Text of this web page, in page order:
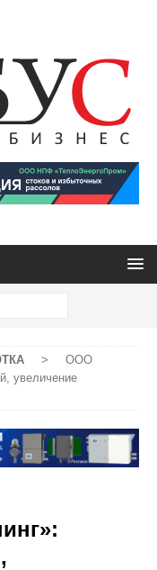
>
ООО
увеличение